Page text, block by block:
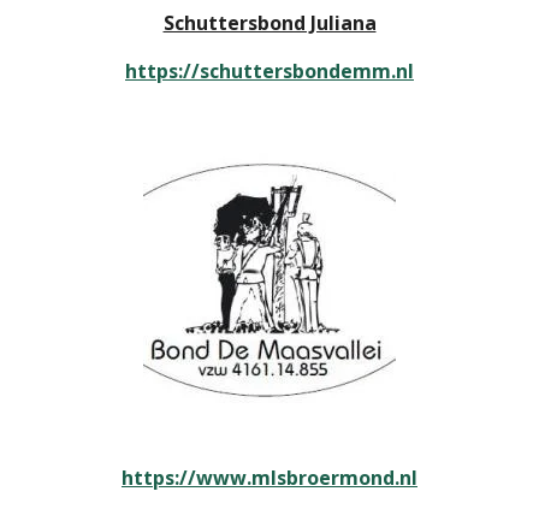
Schuttersbond Juliana
https://schuttersbondemm.nl
https://www.mlsbroermond.nl